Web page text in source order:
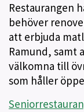
Restaurangen
behöver
att erbjuda
Ramund, samt
välkomna till
som håller